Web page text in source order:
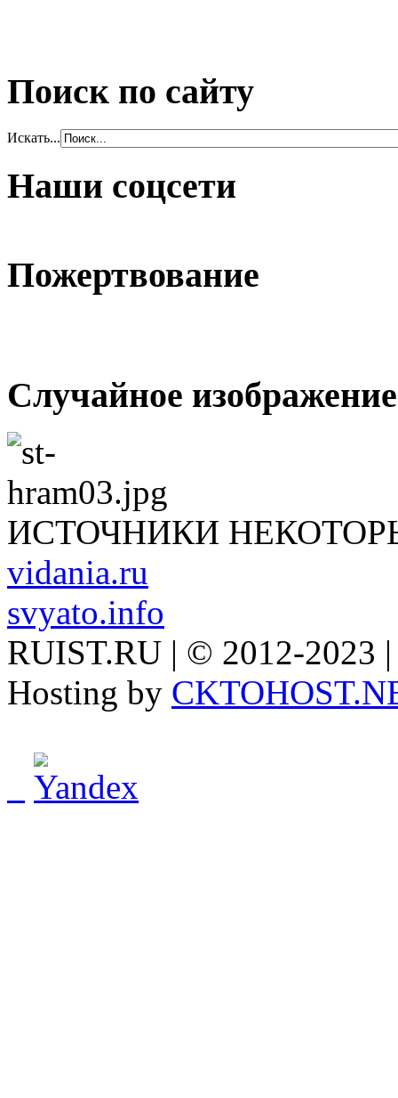
Поиск по сайту
Искать...
Наши соцсети
Пожертвование
Случайное изображение
ИСТОЧНИКИ
vidania.ru
svyato.info
RUIST.RU | © 2012-2023
Hosting by